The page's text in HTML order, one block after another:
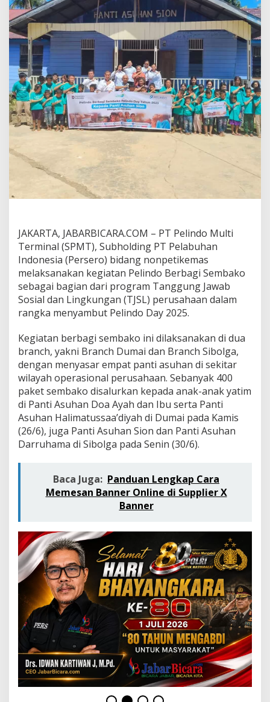
m
i
n
e
r
b
a
g
i
4
0
a
k
S
e
m
b
a
k
d
i
u
m
i
d
a
n
S
i
b
o
a
S
a
u
t
P
e
l
i
n
d
y
2
0
2
5
JAKARTA, JABARBICARA.COM – PT Pelindo Multi
Terminal (SPMT), Subholding PT Pelabuhan
Indonesia (Persero) bidang nonpetikemas
melaksanakan kegiatan Pelindo Berbagi Sembako
sebagai bagian dari program Tanggung Jawab
Sosial dan Lingkungan (TJSL) perusahaan dalam
rangka menyambut Pelindo Day 2025.
Kegiatan berbagi sembako ini dilaksanakan di dua
branch, yakni Branch Dumai dan Branch Sibolga,
dengan menyasar empat panti asuhan di sekitar
wilayah operasional perusahaan. Sebanyak 400
paket sembako disalurkan kepada anak-anak yatim
di Panti Asuhan Doa Ayah dan Ibu serta Panti
Asuhan Halimatussaa’diyah di Dumai pada Kamis
(26/6), juga Panti Asuhan Sion dan Panti Asuhan
Darruhama di Sibolga pada Senin (30/6).
Baca Juga: Panduan Lengkap Cara
Memesan Banner Online di Supplier X
Banner